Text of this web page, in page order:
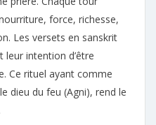
force, richesse,
Les versets en sanskrit
intention d’être
Ce rituel ayant comme
dieu du feu (Agni), rend le